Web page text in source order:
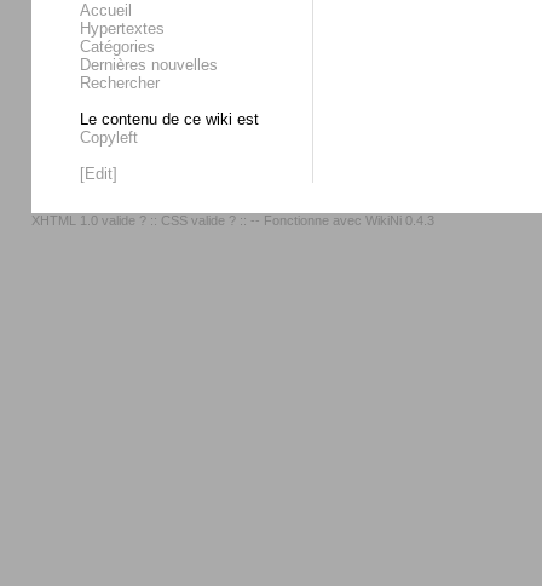
Accueil
Hypertextes
Catégories
Dernières nouvelles
Rechercher
Le contenu de ce wiki est
Copyleft
[Edit]
XHTML 1.0 valide ? :: CSS valide ? :: -- Fonctionne avec WikiNi 0.4.3